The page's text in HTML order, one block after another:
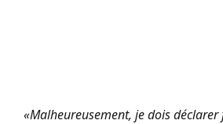
«Malheureusement, je dois